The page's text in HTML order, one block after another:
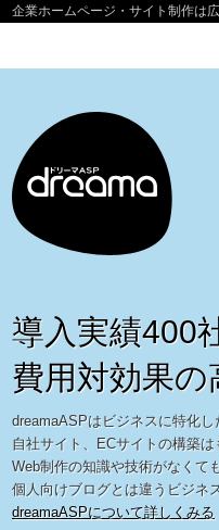
企業ホームページ・サイト制作は
導入実績400
費用対効果
dreamaASPはビジネスに特化し
自社サイト、ECサイトの構築
Web制作の知識や技術がなくて
個人向けブログとは違うビジネ
dreamaASPについて詳しくみる